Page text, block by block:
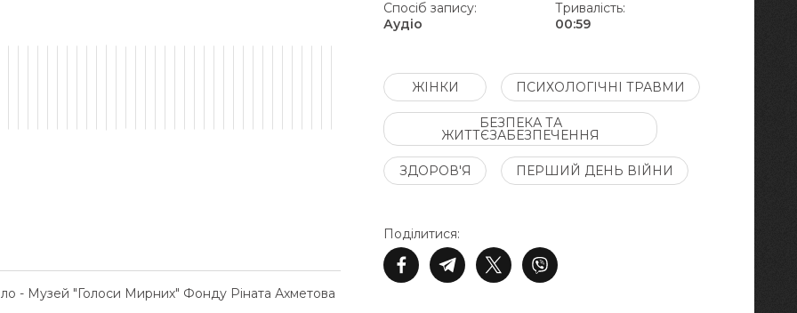
- Музей "Голоси Мирних" Фонду Ріната Ахметова
Поділитися:
Спосіб запису:
Аудіо
Тривалість:
00:59
ЖІНКИ ПСИХОЛОГІЧНІ ТРАВМИ
БЕЗПЕКА ТА
ЖИТТЄЗАБЕЗПЕЧЕННЯ
ЗДОРОВ'Я ПЕРШИЙ ДЕНЬ ВІЙНИ